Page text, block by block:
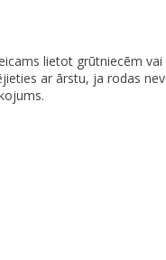
lietot grūtniecēm
ar ārstu, ja rodas